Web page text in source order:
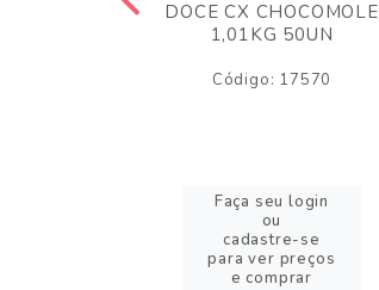
DOCE CX CHOCOMOLE
1,01KG 50UN
Código: 17570
Faça seu login
ou
cadastre-se
para ver preços
e comprar